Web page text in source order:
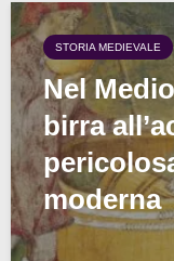
STORIA MEDIEVALE
Nel
birra
moderna